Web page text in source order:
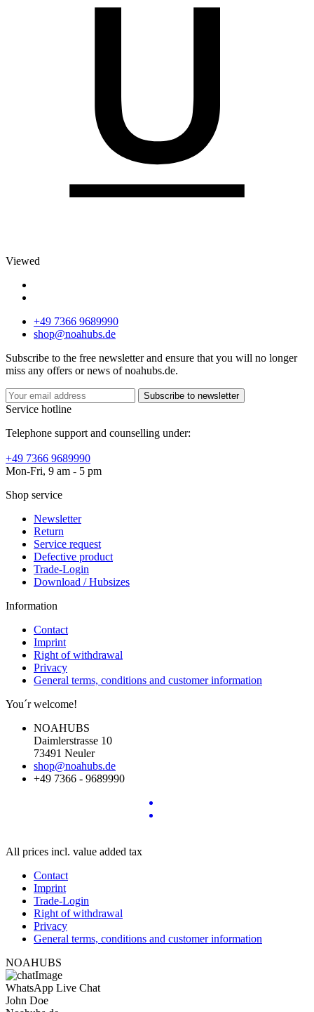
Viewed
+49 7366 9689990
shop@noahubs.de
Subscribe to the free newsletter and ensure that you will no longer
miss any offers or news of noahubs.de.
Subscribe to newsletter
Service hotline
Telephone support and counselling under:
+49 7366 9689990
Mon-Fri, 9 am - 5 pm
Shop service
Newsletter
Return
Service request
Defective product
Trade-Login
Download / Hubsizes
Information
Contact
Imprint
Right of withdrawal
Privacy
General terms, conditions and customer information
You´r welcome!
NOAHUBS
Daimlerstrasse 10
73491 Neuler
shop@noahubs.de
+49 7366 - 9689990
All prices incl. value added tax
Contact
Imprint
Trade-Login
Right of withdrawal
Privacy
General terms, conditions and customer information
NOAHUBS
WhatsApp Live Chat
John Doe